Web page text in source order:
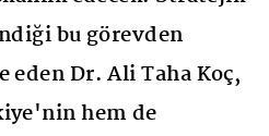
bu görevden
eden Dr. Ali Taha Koç,
hem de